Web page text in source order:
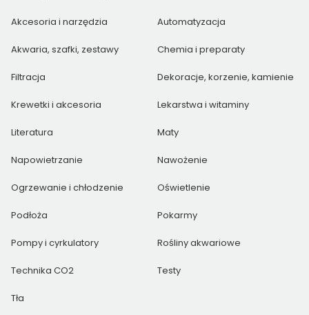
Akcesoria i narzędzia Automatyzacja
Akwaria, szafki, zestawy Chemia i preparaty
Filtracja Dekoracje, korzenie, kamienie
Krewetki i akcesoria Lekarstwa i witaminy
Literatura Maty
Napowietrzanie Nawożenie
Ogrzewanie i chłodzenie Oświetlenie
Podłoża Pokarmy
Pompy i cyrkulatory Rośliny akwariowe
Technika CO2 Testy
Tła